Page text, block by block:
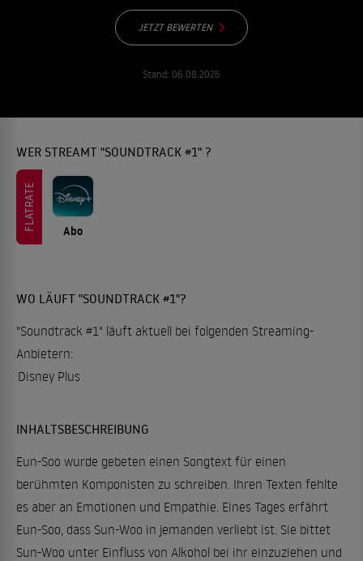
JETZT BEWERTEN
Stand: 06.08.2026
WER STREAMT "SOUNDTRACK #1" ?
FLATRATE Abo
WO LÄUFT "SOUNDTRACK #1"?
"Soundtrack #1" läuft aktuell bei folgenden Streaming-
Anbietern:
Disney Plus
INHALTSBESCHREIBUNG
Eun-Soo wurde gebeten einen Songtext für einen
berühmten Komponisten zu schreiben. Ihren Texten fehlte
es aber an Emotionen und Empathie. Eines Tages erfährt
Eun-Soo, dass Sun-Woo in jemanden verliebt ist. Sie bittet
Sun-Woo unter Einfluss von Alkohol bei ihr einzuziehen und